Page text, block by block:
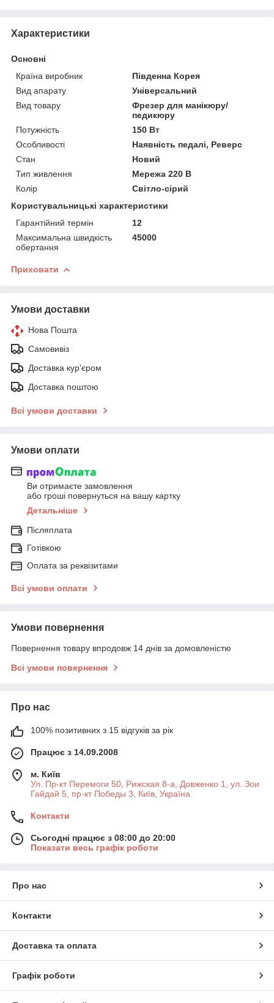
Характеристики
Основні
Країна виробник
Південна Корея
Вид апарату
Універсальний
Вид товару
Фрезер для манікюру/
педикюру
Потужність
150 Вт
Особливості
Наявність педалі, Реверс
Стан
Новий
Тип живлення
Мережа 220 В
Колір
Світло-сірий
Користувальницькі характеристики
Гарантійний термін
12
Максимальна швидкість
обертання
45000
Приховати
Умови доставки
Нова Пошта
Самовивіз
Доставка кур'єром
Доставка поштою
Всі умови доставки
Умови оплати
Ви отримаєте замовлення
або гроші повернуться на вашу картку
Детальніше
Післяплата
Готівкою
Оплата за реквізитами
Всі умови оплати
Умови повернення
Повернення товару впродовж 14 днів за домовленістю
Всі умови повернення
Про нас
100% позитивних з 15 відгуків за рік
Працює з 14.09.2008
м. Київ
Ул. Пр-кт Перемоги 50, Рижская 8-а, Довженко 1, ул. Зои
Гайдай 5, пр-кт Победы 3, Київ, Україна
Контакти
Сьогодні працює з 08:00 до 20:00
Показати весь графік роботи
Про нас
Контакти
Доставка та оплата
Графік роботи